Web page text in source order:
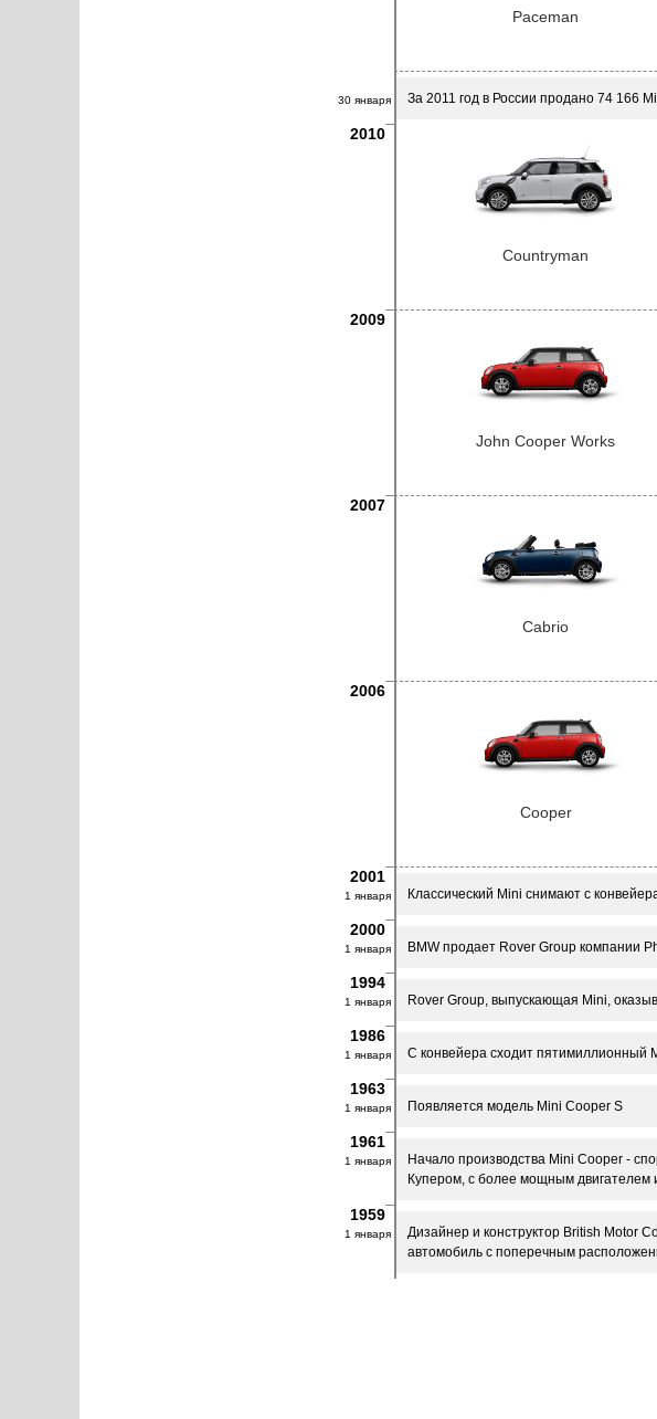
Paceman
30 января За 2011 год в России продано 74 166
2010
Countryman
2009
John Cooper Works
2007
Cabrio
2006
Cooper
2001
1 января Классический Mini снимают с
2000
1 января BMW продает Rover Group компании
1994
1 января Rover Group, выпускающая Mini,
1986
1 января C конвейера сходит пятимиллионный
1963
1 января Появляется модель Mini Cooper S
1961
1 января
Начало производства Mini Cooper -
Купером, с более мощным двигателем
1959
1 января
Дизайнер и конструктор British Motor
автомобиль с поперечным